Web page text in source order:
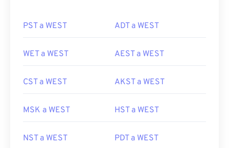
PST a WEST ADT a WEST
WET a WEST AEST a WEST
CST a WEST AKST a WEST
MSK a WEST HST a WEST
NST a WEST PDT a WEST